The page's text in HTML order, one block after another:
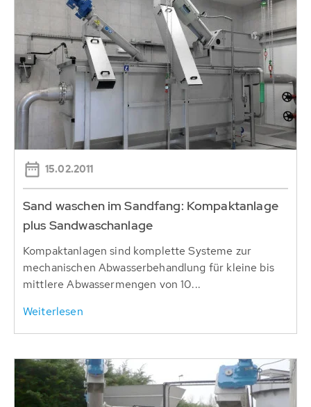
15.02.2011
Sand waschen im Sandfang: Kompaktanlage
plus Sandwaschanlage
Kompaktanlagen sind komplette Systeme zur
mechanischen Abwasserbehandlung für kleine bis
mittlere Abwassermengen von 10...
Weiterlesen